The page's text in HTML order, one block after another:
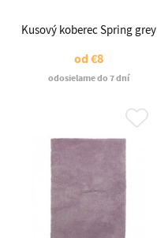
Kusový koberec Spring grey
od€8
odosielame do 7 dní